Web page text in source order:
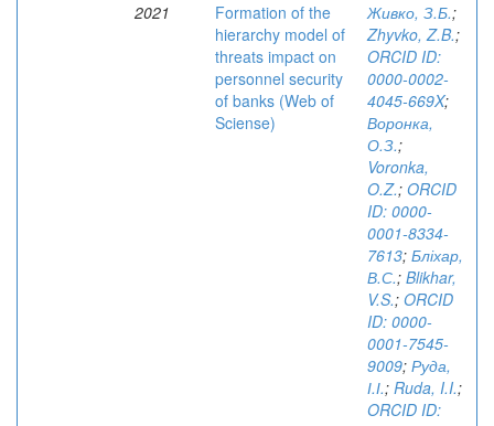
2021
Formation of the
hierarchy model of
threats impact on
personnel security
of banks (Web of
Sciense)
Живко, З.Б.;
Zhyvko, Z.B.;
ORCID ID:
0000-0002-
4045-669X;
Воронка,
О.З.;
Voronka,
O.Z.; ORCID
ID: 0000-
0001-8334-
7613; Бліхар,
В.С.; Blikhar,
V.S.; ORCID
ID: 0000-
0001-7545-
9009; Руда,
І.І.; Ruda, I.I.;
ORCID ID: